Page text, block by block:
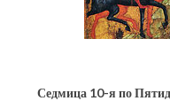
Седмица 10-я по